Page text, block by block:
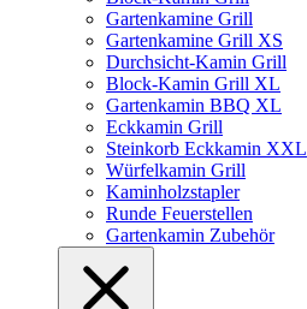
Gartenkamine Grill
Gartenkamine Grill XS
Durchsicht-Kamin Grill
Block-Kamin Grill XL
Gartenkamin BBQ XL
Eckkamin Grill
Steinkorb Eckkamin XXL
Würfelkamin Grill
Kaminholzstapler
Runde Feuerstellen
Gartenkamin Zubehör